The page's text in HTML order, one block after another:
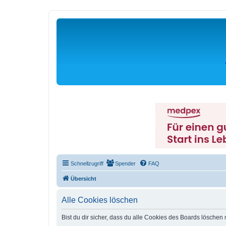
Schnellzugriff Spender FAQ
Übersicht
Alle Cookies löschen
Bist du dir sicher, dass du alle Cookies des Boards löschen